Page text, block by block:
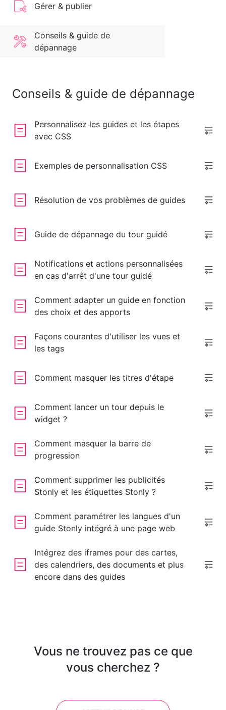
Gérer & publier
Conseils & guide de
dépannage
Conseils & guide de dépannage
Personnalisez les guides et les étapes
avec CSS
Exemples de personnalisation CSS
Résolution de vos problèmes de guides
Guide de dépannage du tour guidé
Notifications et actions personnalisées
en cas d'arrêt d'une tour guidé
Comment adapter un guide en fonction
des choix et des apports
Façons courantes d'utiliser les vues et
les tags
Comment masquer les titres d'étape
Comment lancer un tour depuis le
widget ?
Comment masquer la barre de
progression
Comment supprimer les publicités
Stonly et les étiquettes Stonly ?
Comment paramétrer les langues d'un
guide Stonly intégré à une page web
Intégrez des iframes pour des cartes,
des calendriers, des documents et plus
encore dans des guides
Vous ne trouvez pas ce que
vous cherchez ?